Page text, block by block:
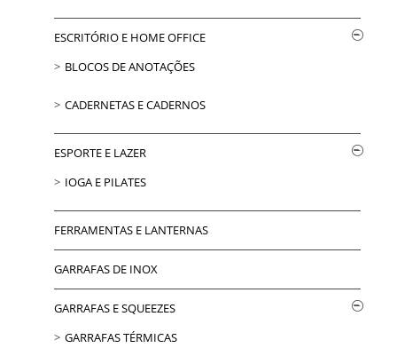
ESCRITÓRIO E HOME OFFICE
BLOCOS DE ANOTAÇÕES
CADERNETAS E CADERNOS
ESPORTE E LAZER
IOGA E PILATES
FERRAMENTAS E LANTERNAS
GARRAFAS DE INOX
GARRAFAS E SQUEEZES
GARRAFAS TÉRMICAS